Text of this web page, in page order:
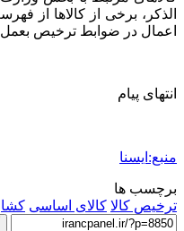
اعمال در ضوابط ترخیص بعمل
انتهای پیام
منبع:ایسنا
برچسب ها
ترخیص کالا کالای اساسی